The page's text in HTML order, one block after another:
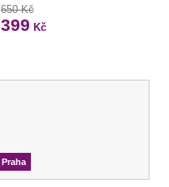
650 Kč
399 Kč
Praha